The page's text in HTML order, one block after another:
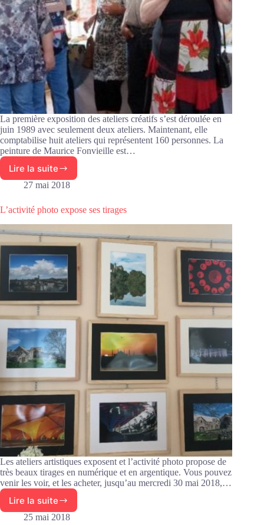
La première exposition des ateliers créatifs s’est déroulée en
juin 1989 avec seulement deux ateliers. Maintenant, elle
comptabilise huit ateliers qui représentent 160 personnes. La
peinture de Maurice Fonvieille est…
Lire la suite
Bilan
des
créatifs
du
Capial
27 mai 2018
L’activité photo expose ses tirages
Les ateliers artistiques exposent et l’activité photo propose de
très beaux tirages en numérique et en argentique. Vous pouvez
venir les voir, et les acheter, jusqu’au mercredi 30 mai 2018,…
Lire la suite
L’activité
photo
25 mai 2018